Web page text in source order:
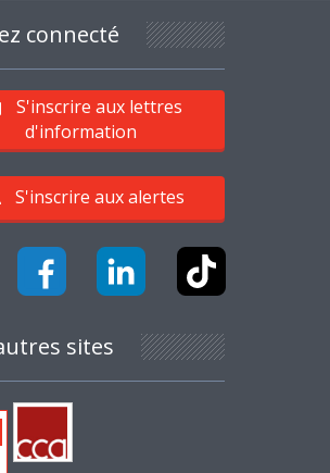
connecté
S'inscrire aux lettres
d'information
S'inscrire aux alertes
sites